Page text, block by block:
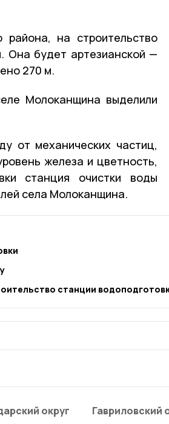
района, на строительство
Она будет артезианской —
270 м.
Молоканщина выделили
от механических частиц,
железа и цветность,
станция очистки воды
села Молоканщина.
станции
округ Гавриловский